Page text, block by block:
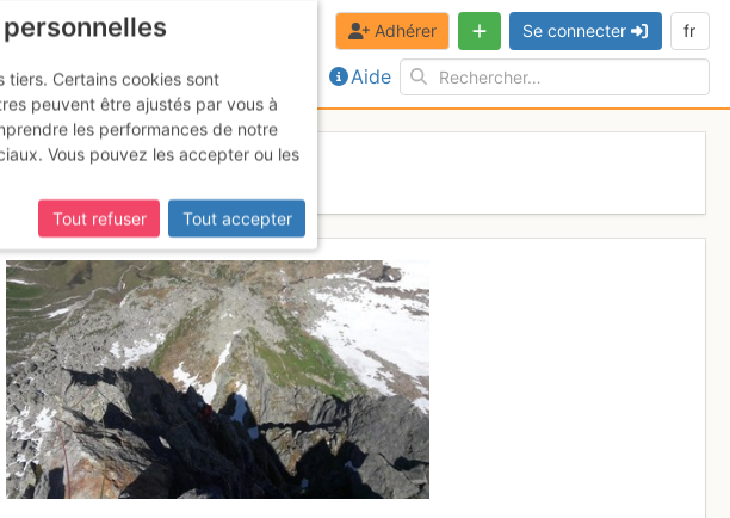
Aide
Adhérer Se connecter fr
tiers. Certains cookies sont
peuvent être ajustés par vous à
les performances de notre
Vous pouvez les accepter ou les
Tout refuser
Tout accepter